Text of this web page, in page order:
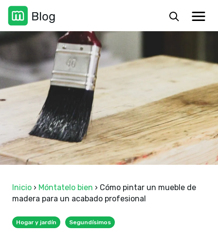
Inicio › Móntatelo bien › Cómo pintar un mueble de
madera para un acabado profesional
Hogar y jardín Segundísimos